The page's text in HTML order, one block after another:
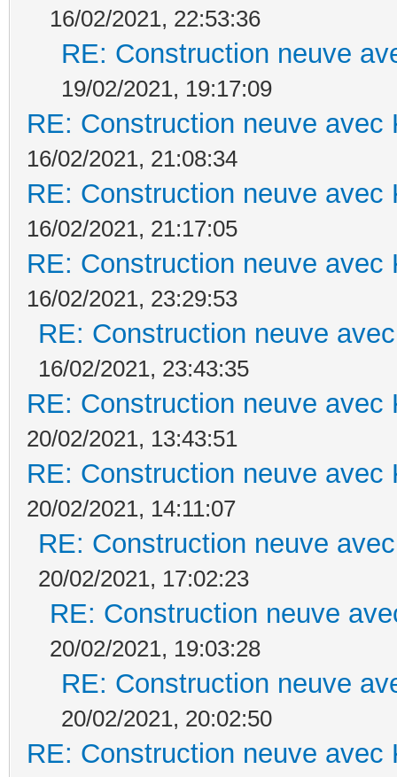
16/02/2021, 22:53:36
RE: Construction neuve
19/02/2021, 19:17:09
RE: Construction neuve avec
16/02/2021, 21:08:34
RE: Construction neuve avec
16/02/2021, 21:17:05
RE: Construction neuve avec
16/02/2021, 23:29:53
RE: Construction neuve
16/02/2021, 23:43:35
RE: Construction neuve avec
20/02/2021, 13:43:51
RE: Construction neuve avec
20/02/2021, 14:11:07
RE: Construction neuve
20/02/2021, 17:02:23
RE: Construction neuve
20/02/2021, 19:03:28
RE: Construction neuve
20/02/2021, 20:02:50
RE: Construction neuve avec